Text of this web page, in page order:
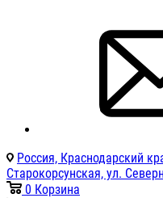
Россия, Краснодарский
Старокорсунская, ул.
0 Корзина